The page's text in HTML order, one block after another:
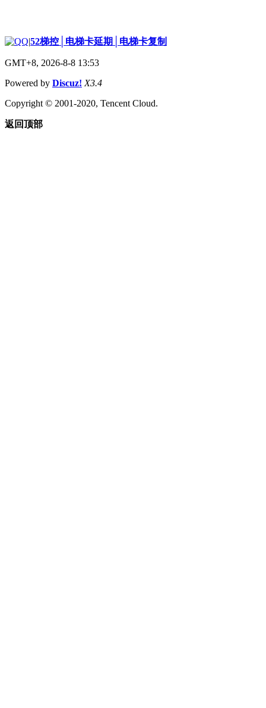
|52梯控│电梯卡延期│电梯卡复制
GMT+8, 2026-8-8 13:53
Powered by Discuz! X3.4
Copyright © 2001-2020, Tencent Cloud.
返回顶部